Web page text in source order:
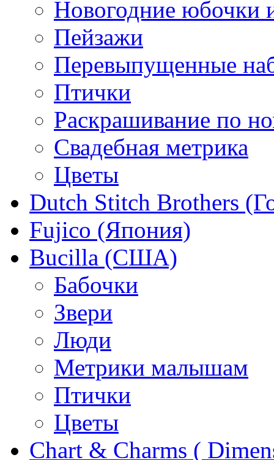
Новогодние юбочки
Пейзажи
Перевыпущенные
Птички
Раскрашивание по
Свадебная метрика
Цветы
Dutch Stitch Brothers
Fujico (Япония)
Bucilla (США)
Бабочки
Звери
Люди
Метрики малышам
Птички
Цветы
Chart & Charms (